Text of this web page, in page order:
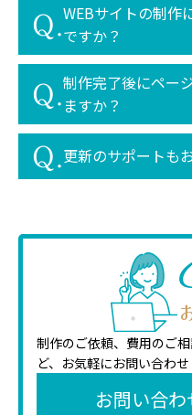
Q. WEBサイトの制作
ですか？
Q. 制作完了後にペー
ますか？
Q. 更新のサポートも
制作のご依頼、費用のご
ど、 お気軽にお問い合わせ
お問い合